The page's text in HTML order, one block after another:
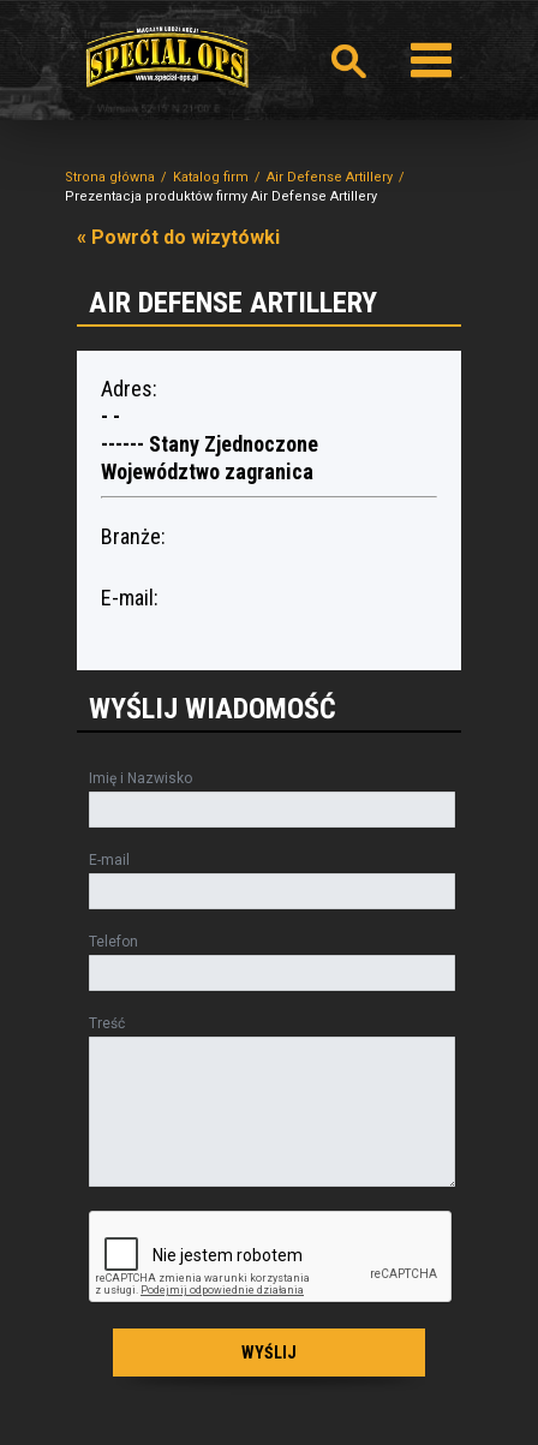
Strona główna Katalog firm
Air Defense Artillery
Prezentacja produktów firmy Air Defense Artillery
« Powrót do wizytówki
AIR DEFENSE ARTILLERY
Adres:
- -
------ Stany Zjednoczone
Województwo zagranica
Branże:
E-mail:
WYŚLIJ WIADOMOŚĆ
Imię i Nazwisko
E-mail
Telefon
Treść